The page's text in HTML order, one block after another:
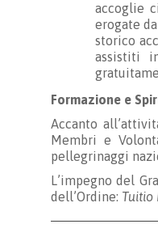
accoglie
erogate
storico
assistiti
Formazione e
Accanto
Membri e
pellegrinaggi
L’impegno del
dell’Ordine: Tuitio